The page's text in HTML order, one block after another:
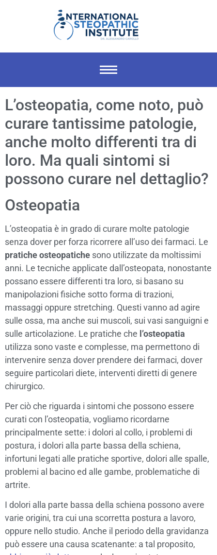
L’osteopatia, come noto, può
curare tantissime patologie,
anche molto differenti tra di
loro. Ma quali sintomi si
possono curare nel dettaglio?
Osteopatia
L’osteopatia è in grado di curare molte patologie
senza dover per forza ricorrere all’uso dei farmaci. Le
pratiche osteopatiche sono utilizzate da moltissimi
anni. Le tecniche applicate dall’osteopata, nonostante
possano essere differenti tra loro, si basano su
manipolazioni fisiche sotto forma di trazioni,
massaggi oppure stretching. Questi vanno ad agire
sulle ossa, ma anche sui muscoli, sui vasi sanguigni e
sulle articolazione. Le pratiche che l’osteopatia
utilizza sono vaste e complesse, ma permettono di
intervenire senza dover prendere dei farmaci, dover
seguire particolari diete, interventi diretti di genere
chirurgico.
Per ciò che riguarda i sintomi che possono essere
curati con l’osteopatia, vogliamo ricordarne
principalmente sette: i dolori al collo, i problemi di
postura, i dolori alla parte bassa della schiena,
infortuni legati alle pratiche sportive, dolori alle spalle,
problemi al bacino ed alle gambe, problematiche di
artrite.
I dolori alla parte bassa della schiena possono avere
varie origini, tra cui una scorretta postura a lavoro,
oppure nello studio. Anche il periodo della gravidanza
può essere una causa scatenante: a tal proposito,